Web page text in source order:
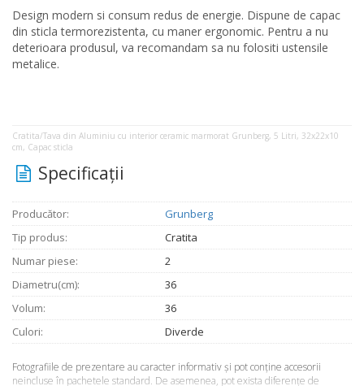
Design modern si consum redus de energie. Dispune de capac
din sticla termorezistenta, cu maner ergonomic. Pentru a nu
deterioara produsul, va recomandam sa nu folositi ustensile
metalice.
Cratita/Tava din Aluminiu cu interior ceramic marmorat Grunberg, 5 Litri, 32x22x10
cm, Capac sticla
Specificaţii
Producător:
Grunberg
Tip produs:
Cratita
Numar piese:
2
Diametru(cm):
36
Volum:
36
Culori:
Diverde
Fotografiile de prezentare au caracter informativ şi pot conţine accesorii
neincluse în pachetele standard. De asemenea, pot exista diferenţe de